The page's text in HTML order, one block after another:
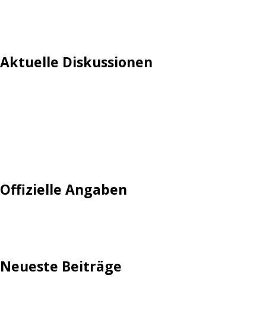
Aktuelle Diskussionen
Offizielle Angaben
Neueste Beiträge